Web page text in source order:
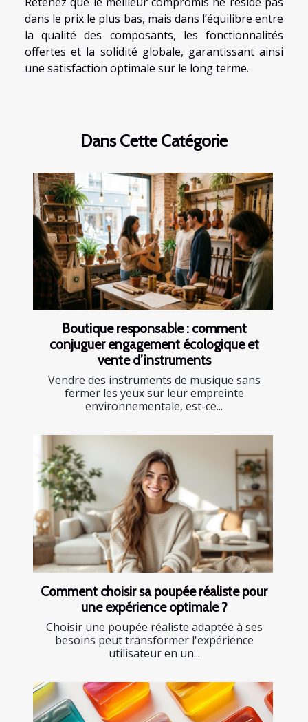
dans le prix le plus bas, mais dans l’équilibre entre
la qualité des composants, les fonctionnalités
offertes et la solidité globale, garantissant ainsi
une satisfaction optimale sur le long terme.
Dans Cette Catégorie
Boutique responsable : comment
conjuguer engagement écologique et
vente d’instruments
Vendre des instruments de musique sans
fermer les yeux sur leur empreinte
environnementale, est-ce...
Comment choisir sa poupée réaliste pour
une expérience optimale ?
Choisir une poupée réaliste adaptée à ses
besoins peut transformer l'expérience
utilisateur en un...